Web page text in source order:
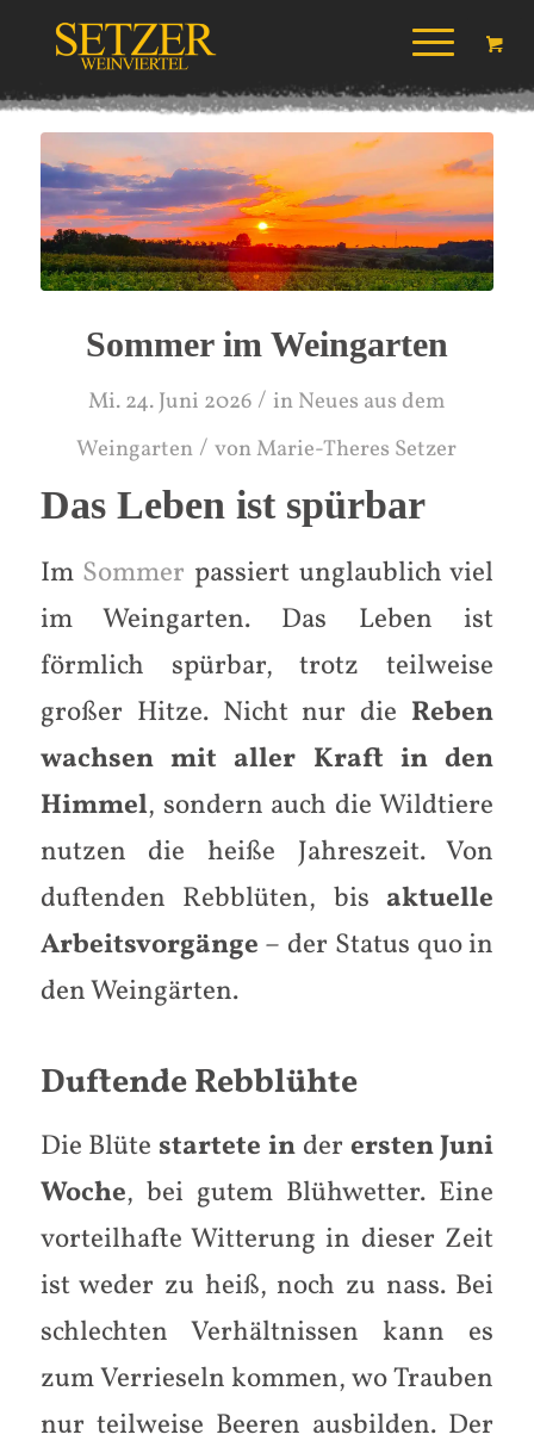
Sommer im Weingarten
Mi. 24. Juni 2026 / inNeues aus dem
Weingarten / vonMarie-Theres Setzer
Das Leben ist spürbar
Im Sommer passiert unglaublich viel
im Weingarten. Das Leben ist
förmlich spürbar, trotz teilweise
großer Hitze. Nicht nur die Reben
wachsen mit aller Kraft in den
Himmel, sondern auch die Wildtiere
nutzen die heiße Jahreszeit. Von
duftenden Rebblüten, bis aktuelle
Arbeitsvorgänge – der Status quo in
den Weingärten.
Duftende Rebblühte
Die Blüte startete in der ersten Juni
Woche, bei gutem Blühwetter. Eine
vorteilhafte Witterung in dieser Zeit
ist weder zu heiß, noch zu nass. Bei
schlechten Verhältnissen kann es
zum Verrieseln kommen, wo Trauben
nur teilweise Beeren ausbilden. Der